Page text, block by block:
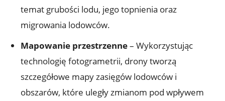
temat grubości lodu, jego topnienia oraz
migrowania lodowców.
Mapowanie przestrzenne– Wykorzystując
technologię fotogrametrii, drony ​tworzą‍
szczegółowe mapy zasięgów ​lodowców i
⁤obszarów, które‌ uległy zmianom ​pod wpływem⁢